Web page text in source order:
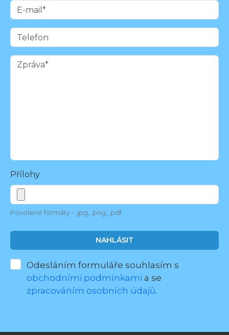
Přílohy
Povolené formáty - .jpg, .png, .pdf
NAHLÁSIT
Odesláním formuláře souhlasím s
obchodními podmínkami a se
zpracováním osobních údajů.